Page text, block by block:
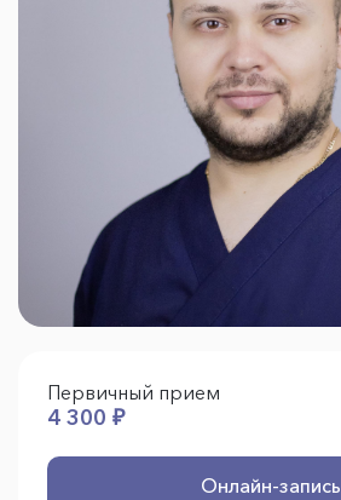
Первичный прием
4 300 ₽
Онлайн-запись